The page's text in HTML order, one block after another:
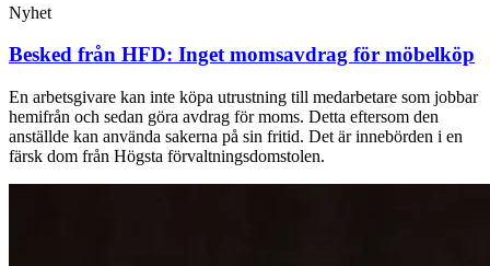
Nyhet
Besked från HFD: Inget momsavdrag för möbelköp
En arbetsgivare kan inte köpa utrustning till medarbetare som jobbar
hemifrån och sedan göra avdrag för moms. Detta eftersom den
anställde kan använda sakerna på sin fritid. Det är innebörden i en
färsk dom från Högsta förvaltningsdomstolen.